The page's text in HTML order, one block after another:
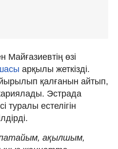
өзі
арқылы жеткізді.
қалғанын айтып,
Эстрада
туралы естелігін
ақылшым,